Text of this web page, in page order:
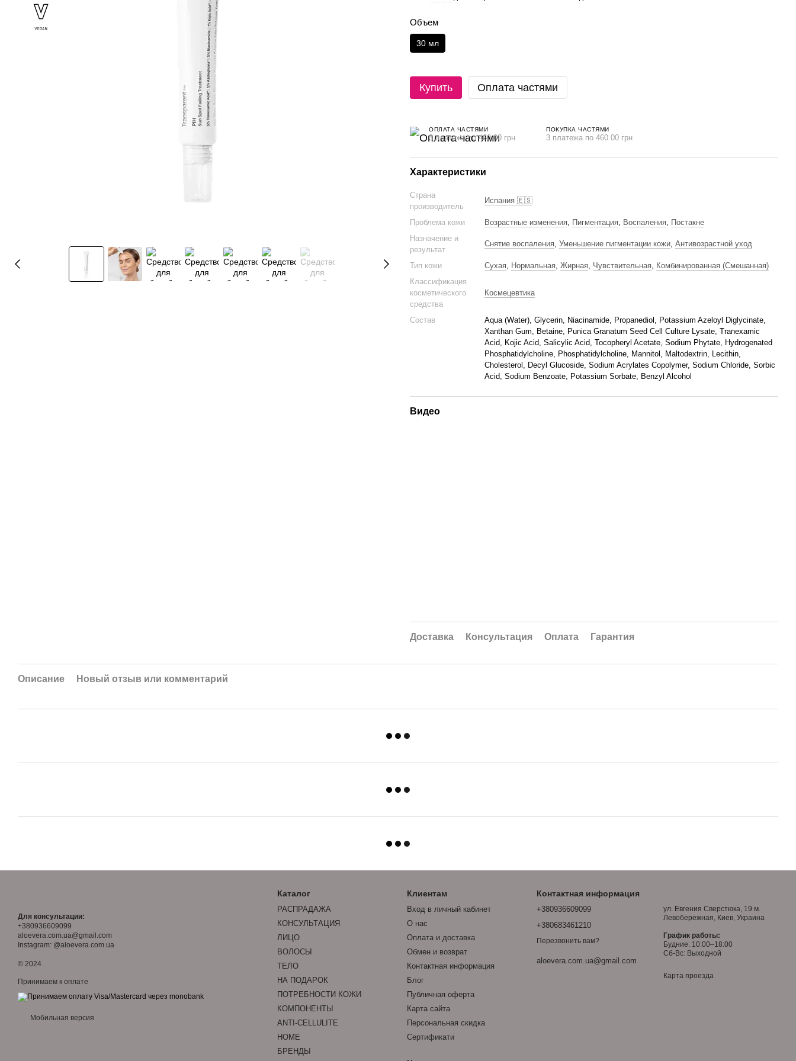
Объем
30 мл
Купить Оплата частями
ОПЛАТА ЧАСТЯМИ
3 платежа по 460.00 грн
ПОКУПКА ЧАСТЯМИ
3 платежа по 460.00 грн
Характеристики
Страна
производитель
Испания 🇪🇸
Проблема кожи Возрастные изменения, Пигментация, Воспаления, Постакне
Назначение и
результат
Снятие воспаления, Уменьшение пигментации кожи, Антивозрастной уход
Тип кожи Сухая, Нормальная, Жирная, Чувствительная, Комбинированная (Смешанная)
Классификация
косметического
средства
Космецевтика
Состав
Aqua (Water), Glycerin, Niacinamide, Propanediol, Potassium Azeloyl Diglycinate,
Xanthan Gum, Betaine, Punica Granatum Seed Cell Culture Lysate, Tranexamic
Acid, Kojic Acid, Salicylic Acid, Tocopheryl Acetate, Sodium Phytate, Hydrogenated
Phosphatidylcholine, Phosphatidylcholine, Mannitol, Maltodextrin, Lecithin,
Cholesterol, Decyl Glucoside, Sodium Acrylates Copolymer, Sodium Chloride, Sorbic
Acid, Sodium Benzoate, Potassium Sorbate, Benzyl Alcohol
Видео
Доставка Консультация Оплата Гарантия
Описание Новый отзыв или комментарий
Для консультации:
+380936609099
aloevera.com.ua@gmail.com
Instagram: @aloevera.com.ua
© 2024
Принимаем к оплате
Мобильная версия
Каталог
РАСПРАДАЖА
КОНСУЛЬТАЦИЯ
ЛИЦО
ВОЛОСЫ
ТЕЛО
НА ПОДАРОК
ПОТРЕБНОСТИ КОЖИ
КОМПОНЕНТЫ
ANTI-CELLULITE
HOME
БРЕНДЫ
Клиентам
Вход в личный кабинет
О нас
Оплата и доставка
Обмен и возврат
Контактная информация
Блог
Публичная оферта
Карта сайта
Персональная скидка
Сертификати
Контактная информация
+380936609099
+380683461210
Перезвонить вам?
aloevera.com.ua@gmail.com
ул. Евгения Сверстюка, 19 м.
Левобережная, Киев, Украина
График работы:
Будние: 10:00–18:00
Сб-Вс: Выходной
Карта проезда